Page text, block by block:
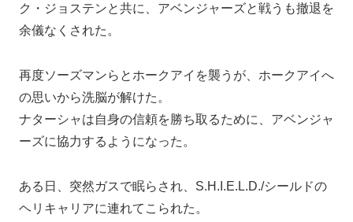
ク・ジョステンと共に、アベンジャーズと戦うも撤退を
余儀なくされた。
再度ソーズマンらとホークアイを襲うが、ホークアイへ
の思いから洗脳が解けた。
ナターシャは自身の信頼を勝ち取るために、アベンジャ
ーズに協力するようになった。
ある日、突然ガスで眠らされ、S.H.I.E.L.D./シールドの
ヘリキャリアに連れてこられた。